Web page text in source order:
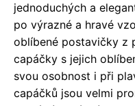
jednoduchých a
po výrazné a hravé
oblíbené postavičky z
capáčky s jejich
svou osobnost i při
capáčků jsou velmi